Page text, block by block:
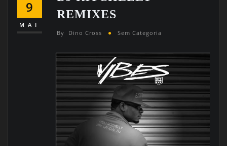
9
MAI
REMIXES
By Dino Cross Sem Categoria